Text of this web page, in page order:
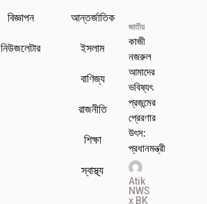
বিজ্ঞাপন
নিউজলেটার
আন্তর্জাতিক
ইসলাম
বাণিজ্য
রাজনীতি
শিক্ষা
স্বাস্থ্য
জাতীয়
কাজী
নজরুল
আমাদের
ভবিষ্যৎ
প্রজন্মের
প্রেরণার
উৎস:
প্রধানমন্ত্রী
Atik
NWS
x BK